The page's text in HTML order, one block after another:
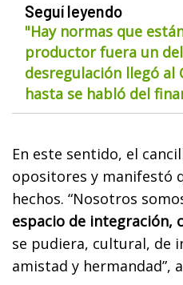
Seguí leyendo
"Hay normas que
productor fuera un
desregulación llegó al
hasta se habló del
En este sentido, el
opositores y manifestó
hechos. “Nosotros
espacio de integración,
se pudiera, cultural, de
amistad y hermandad”,